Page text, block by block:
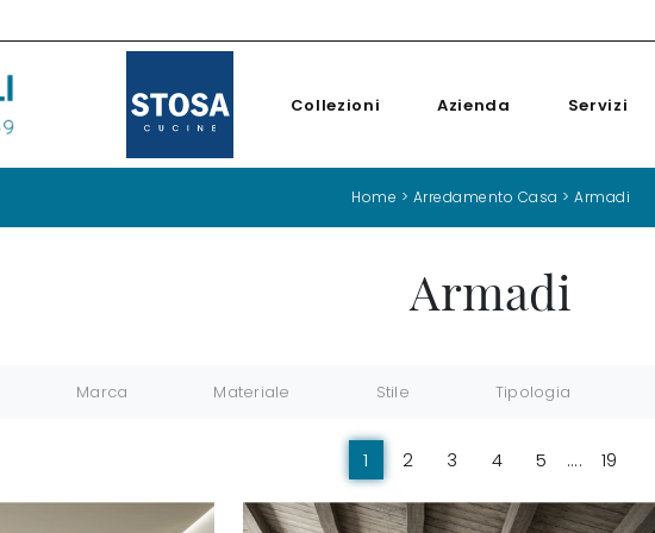
Collezioni Azienda Servizi
Home > Arredamento Casa > Armadi
Armadi
Marca Materiale Stile Tipologia
1 2 3 4 5 .... 19